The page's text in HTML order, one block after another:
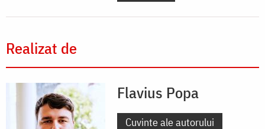
Realizat de
Flavius Popa
Cuvinte ale autorului